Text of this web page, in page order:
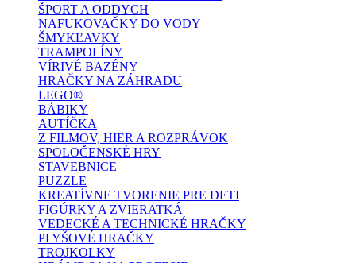
ŠPORT A ODDYCH
NAFUKOVAČKY DO VODY
ŠMYKĽAVKY
TRAMPOLÍNY
VÍRIVÉ BAZÉNY
HRAČKY NA ZÁHRADU
LEGO®
BÁBIKY
AUTÍČKA
Z FILMOV, HIER A ROZPRÁVOK
SPOLOČENSKÉ HRY
STAVEBNICE
PUZZLE
KREATÍVNE TVORENIE PRE DETI
FIGÚRKY A ZVIERATKÁ
VEDECKÉ A TECHNICKÉ HRAČKY
PLYŠOVÉ HRAČKY
TROJKOLKY